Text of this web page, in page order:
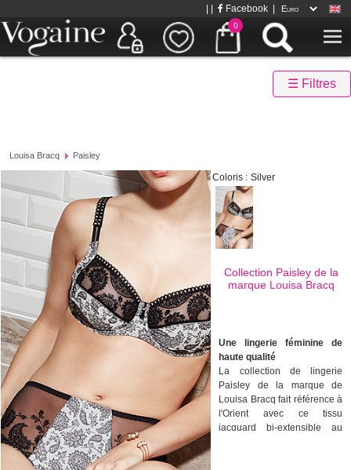
0
Facebook
☰ Filtres
Louisa Bracq Paisley
Coloris : Silver
Collection Paisley de la
marque Louisa Bracq
Une lingerie féminine de
haute qualité
La collection de lingerie
Paisley de la marque de
Louisa Bracq fait référence à
l'Orient avec ce tissu
jacquard bi-extensible au